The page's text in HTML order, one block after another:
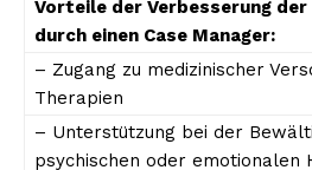
Vorteile der Verbesserung
durch einen Case Manager:
– Zugang zu medizinischer
Therapien
– Unterstützung bei der
psychischen oder emotionalen